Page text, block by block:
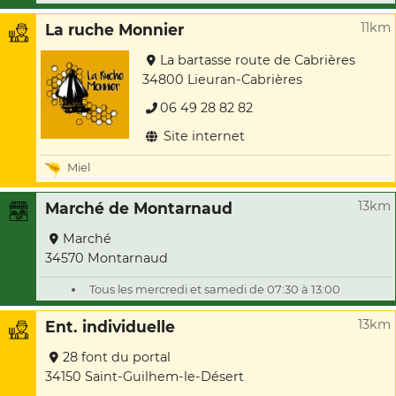
La ruche Monnier 11km
La bartasse route de Cabrières
34800 Lieuran-Cabrières
06 49 28 82 82
Site internet
Miel
Marché de Montarnaud 13km
Marché
34570 Montarnaud
Tous les mercredi et samedi de 07:30 à 13:00
Ent. individuelle 13km
28 font du portal
34150 Saint-Guilhem-le-Désert